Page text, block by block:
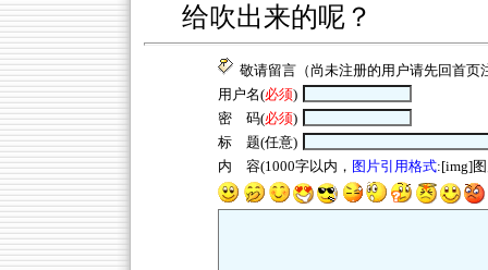
给吹出来的呢？
敬请留言（尚未注册的用户请先回首页
用户名(必须)
密 码(必须)
标 题(任意)
内 容(1000字以内， 图片引用格式:[img]